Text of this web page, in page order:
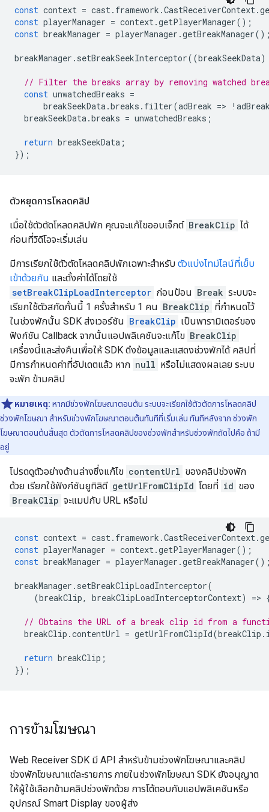
const context = cast. framework .CastReceiverContext.
const playerManager = context.getPlayerManager();
const breakManager = playerManager .getBreakManager
breakManager . setBreakSeekInterceptor((breakSeekData)
// Filter the breaks array by removing watched
const unwatchedBreaks =
breakSeekData.breaks . filter(adBreak => !
breakSeekData.breaks = unwatchedBreaks ;
return breakSeekData ;
});
ตัวหยุดการโหลดคลิป
เมื่อใช้ตัวตัดโหลดคลิปพัก คุณจะแก้ไขออบเจ็กต์ BreakClip ได้
ก่อนที่วิดีโอจะเริ่มเล่น
มีการเรียกใช้ตัวตัดโหลดคลิปพักเฉพาะสำหรับ ตัวแบ่งไทม์ไลน์ที่เย็บ
เข้าด้วยกัน และตั้งค่าได้โดยใช้
setBreakClipLoadInterceptor ก่อนป้อน Break ระบบจะ
เรียกใช้ตัวสกัดกั้นนี้ 1 ครั้งสำหรับ 1 คน BreakClip ที่กำหนดไว้
ในช่วงพักนั้น SDK ส่งเวอร์ชัน BreakClip เป็นพารามิเตอร์ของ
ฟังก์ชัน Callback จากนั้นแอปพลิเคชันจะแก้ไข BreakClip
เครื่องนี้และส่งคืนเพื่อให้ SDK ดึงข้อมูลและแสดงช่วงพักได้ คลิปที่
มีการกำหนดค่าที่อัปเดตแล้ว หาก null หรือไม่แสดงผลเลย ระบบ
จะพัก ข้ามคลิป
หมายเหตุ: หากมีช่วงพักโฆษณาตอนต้น ระบบจะเรียกใช้ตัวตัดการโหลดคลิป
ช่วงพักโฆษณา สำหรับช่วงพักโฆษณาตอนต้นทันทีที่เริ่มเล่น ทันทีหลังจาก ช่วงพัก
โฆษณาตอนต้นสิ้นสุด ตัวตัดการโหลดคลิปของช่วงพักสำหรับช่วงพักถัดไปคือ ถ้ามี
อยู่
โปรดดูตัวอย่างด้านล่างซึ่งแก้ไข contentUrl ของคลิปช่วงพัก
ด้วย เรียกใช้ฟังก์ชันยูทิลิตี getUrlFromClipId โดยที่ id ของ
BreakClip จะแมปกับ URL หรือไม่
const context = cast. framework .CastReceiverContext.
const playerManager = context.getPlayerManager();
const breakManager = playerManager .getBreakManager
breakManager . setBreakClipLoadInterceptor(
(breakClip, breakClipLoadInterceptorContext) =>
// Obtains the URL of a break clip id from a
breakClip .contentUrl = getUrlFromClipId(breakClip .
return breakClip ;
});
การข้ามโฆษณา
Web Receiver SDK มี API สำหรับข้ามช่วงพักโฆษณาและคลิป
ช่วงพักโฆษณาแต่ละรายการ ภายในช่วงพักโฆษณา SDK ยังอนุญาต
ให้ผู้ใช้เลือกข้ามคลิปช่วงพักด้วย การโต้ตอบกับแอปพลิเคชันหรือ
อุปกรณ์ Smart Display ของผู้ส่ง